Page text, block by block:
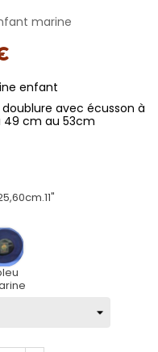
marine
enfant
avec écusson à
49 cm au 53cm